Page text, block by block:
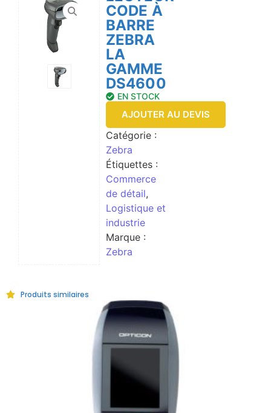
CODE À
BARRE
ZEBRA
LA
GAMME
DS4600
EN STOCK
AJOUTER AU DEVIS
Catégorie :
Zebra
Étiquettes :
Commerce
de détail,
Logistique et
industrie
Marque :
Zebra
Produits similaires